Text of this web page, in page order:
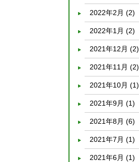
2022年2月 (2)
2022年1月 (2)
2021年12月 (2)
2021年11月 (2)
2021年10月 (1)
2021年9月 (1)
2021年8月 (6)
2021年7月 (1)
2021年6月 (1)